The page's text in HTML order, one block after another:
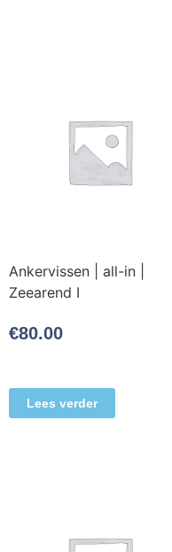
Ankervissen | all-in |
Zeearend I
€80.00
Lees verder